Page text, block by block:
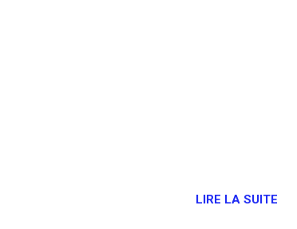
LIRE LA SUITE